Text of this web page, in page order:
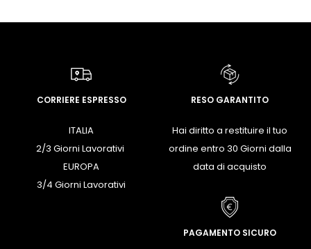
CORRIERE ESPRESSO
ITALIA
2/3 Giorni Lavorativi
EUROPA
3/4 Giorni Lavorativi
RESO GARANTITO
Hai diritto a restituire il tuo
ordine entro 30 Giorni dalla
data di acquisto
PAGAMENTO SICURO